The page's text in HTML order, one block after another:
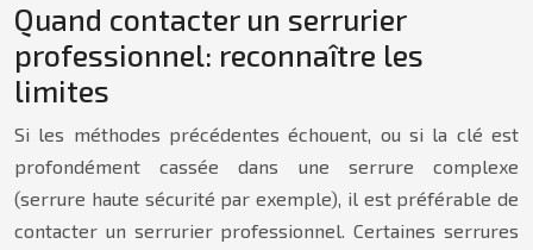
Quand contacter un serrurier
professionnel: reconnaître les
limites
Si les méthodes précédentes échouent, ou si la clé est
profondément cassée dans une serrure complexe
(serrure haute sécurité par exemple), il est préférable de
contacter un serrurier professionnel. Certaines serrures